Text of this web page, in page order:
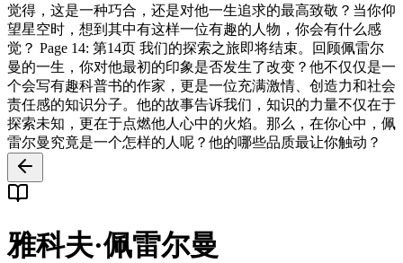
觉得，这是一种巧合，还是对他一生追求的最高致敬？当你仰
望星空时，想到其中有这样一位有趣的人物，你会有什么感
觉？ Page 14: 第14页 我们的探索之旅即将结束。回顾佩雷尔
曼的一生，你对他最初的印象是否发生了改变？他不仅仅是一
个会写有趣科普书的作家，更是一位充满激情、创造力和社会
责任感的知识分子。他的故事告诉我们，知识的力量不仅在于
探索未知，更在于点燃他人心中的火焰。那么，在你心中，佩
雷尔曼究竟是一个怎样的人呢？他的哪些品质最让你触动？
雅科夫·佩雷尔曼